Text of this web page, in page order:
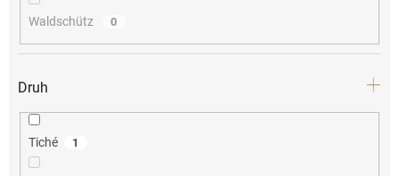
Waldschütz 0
Druh
Tiché 1